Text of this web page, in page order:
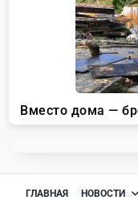
ГЛАВНАЯ НОВОСТИ